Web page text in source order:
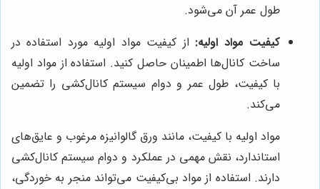
طول عمر آن می‌شود.
کیفیت مواد اولیه: از کیفیت مواد اولیه مورد استفاده در
ساخت کانال‌ها اطمینان حاصل کنید. استفاده از مواد اولیه
با کیفیت، طول عمر و دوام سیستم کانال‌کشی را تضمین
می‌کند.
مواد اولیه با کیفیت، مانند ورق گالوانیزه مرغوب و عایق‌های
استاندارد، نقش مهمی در عملکرد و دوام سیستم کانال‌کشی
دارند. استفاده از مواد بی‌کیفیت می‌تواند منجر به خوردگی،